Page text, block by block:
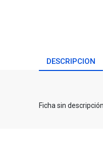
DESCRIPCION
Ficha sin descripción